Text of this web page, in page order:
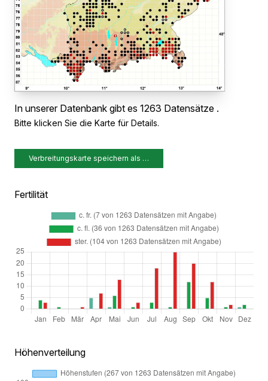
In unserer Datenbank gibt es 1263 Datensätze .
Bitte klicken Sie die Karte für Details.
Verbreitungskarte speichern als …
Fertilität
Höhenverteilung